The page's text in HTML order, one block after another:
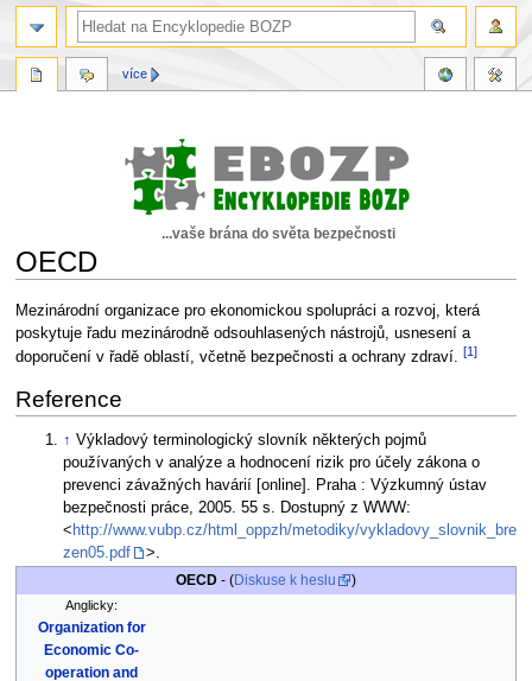
...vaše brána do světa bezpečnosti
OECD
Skočit
na
navigaci
Skočit
na
vyhledávání
Mezinárodní organizace pro ekonomickou spolupráci a rozvoj, která
poskytuje řadu mezinárodně odsouhlasených nástrojů, usnesení a
doporučení v řadě oblastí, včetně bezpečnosti a ochrany zdraví. [1]
Reference
↑ Výkladový terminologický slovník některých pojmů
používaných v analýze a hodnocení rizik pro účely zákona o
prevenci závažných havárií [online]. Praha : Výzkumný ústav
bezpečnosti práce, 2005. 55 s. Dostupný z WWW:
< http://www.vubp.cz/html_oppzh/metodiky/vykladovy_slovnik_bre
zen05.pdf
>.
OECD - (Diskuse k heslu )
Anglicky:
Organization for
Economic Co-
operation and
více